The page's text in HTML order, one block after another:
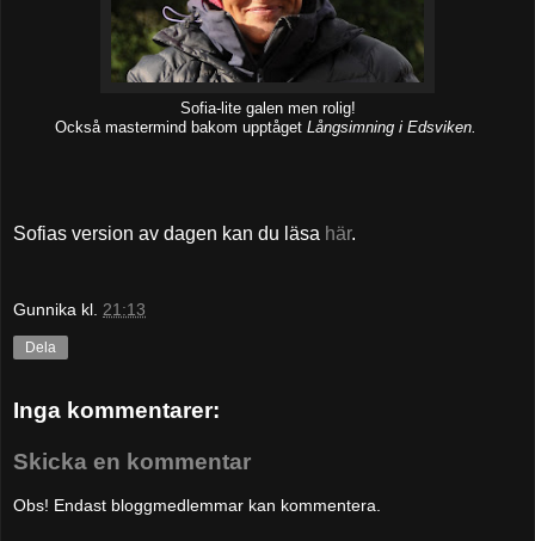
Sofia-lite galen men rolig!
Också mastermind bakom upptåget Långsimning i Edsviken.
Sofias version av dagen kan du läsa här.
Gunnika kl. 21:13
Dela
Inga kommentarer:
Skicka en kommentar
Obs! Endast bloggmedlemmar kan kommentera.